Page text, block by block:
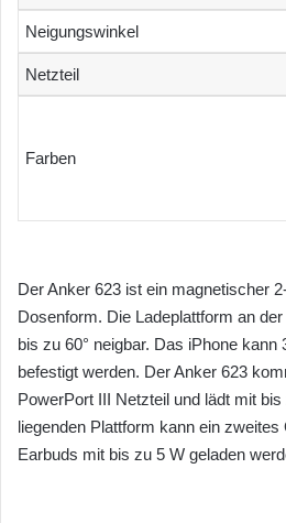
Neigungswinkel
Netzteil
Farben
Der Anker 623 ist ein magnetischer
Dosenform. Die Ladeplattform an
bis zu 60° neigbar. Das iPhone kann
befestigt werden. Der Anker 623
PowerPort III Netzteil und lädt mit
liegenden Plattform kann ein
Earbuds mit bis zu 5 W geladen